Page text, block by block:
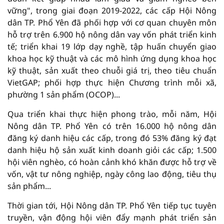
vững", trong giai đoạn 2019-2022, các cấp Hội Nông
dân TP. Phổ Yên đã phối hợp với cơ quan chuyên môn
hỗ trợ trên 6.900 hộ nông dân vay vốn phát triển kinh
tế; triển khai 19 lớp dạy nghề, tập huấn chuyển giao
khoa học kỹ thuật và các mô hình ứng dụng khoa học
kỹ thuật, sản xuất theo chuỗi giá trị, theo tiêu chuẩn
VietGAP; phối hợp thực hiện Chương trình mỗi xã,
phường 1 sản phẩm (OCOP)...
Qua triển khai thực hiện phong trào, mỗi năm, Hội
Nông dân TP. Phổ Yên có trên 16.000 hộ nông dân
đăng ký danh hiệu các cấp, trong đó 53% đăng ký đạt
danh hiệu hộ sản xuất kinh doanh giỏi các cấp; 1.500
hội viên nghèo, có hoàn cảnh khó khăn được hỗ trợ về
vốn, vật tư nông nghiệp, ngày công lao động, tiêu thụ
sản phẩm...
Thời gian tới, Hội Nông dân TP. Phổ Yên tiếp tục tuyên
truyền, vận động hội viên đẩy mạnh phát triển sản